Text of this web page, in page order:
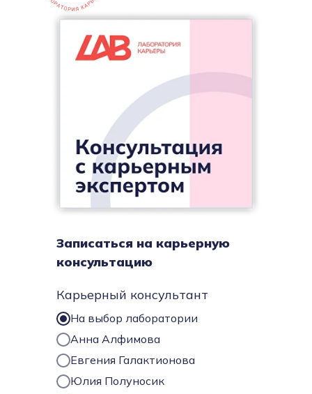
Карьерный консультант
На выбор лаборатории
Анна Алфимова
Евгения Галактионова
Юлия Полуносик
Записаться на карьерную
консультацию